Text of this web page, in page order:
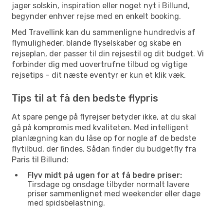
jager solskin, inspiration eller noget nyt i Billund,
begynder enhver rejse med en enkelt booking.
Med Travellink kan du sammenligne hundredvis af
flymuligheder, blande flyselskaber og skabe en
rejseplan, der passer til din rejsestil og dit budget. Vi
forbinder dig med uovertrufne tilbud og vigtige
rejsetips – dit næste eventyr er kun et klik væk.
Tips til at få den bedste flypris
At spare penge på flyrejser betyder ikke, at du skal
gå på kompromis med kvaliteten. Med intelligent
planlægning kan du låse op for nogle af de bedste
flytilbud, der findes. Sådan finder du budgetfly fra
Paris til Billund:
Flyv midt på ugen for at få bedre priser:
Tirsdage og onsdage tilbyder normalt lavere
priser sammenlignet med weekender eller dage
med spidsbelastning.